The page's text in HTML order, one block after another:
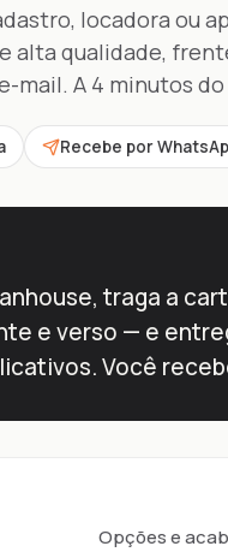
locadora ou
alta qualidade,
mail. A 4 minutos
Recebe por
traga a
e verso — e
Você
Opções e